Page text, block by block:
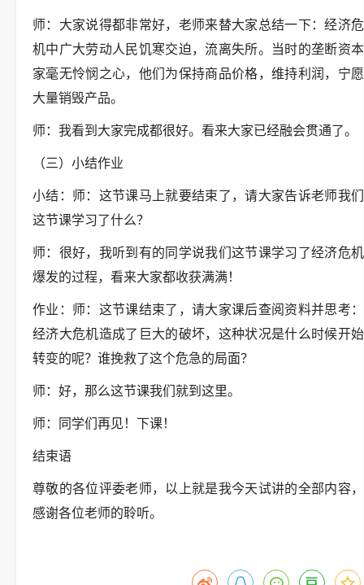
师：大家说得都非常好，老师来替大家总结一下：经济危
机中广大劳动人民饥寒交迫，流离失所。当时的垄断资本
家毫无怜悯之心，他们为保持商品价格，维持利润，宁愿
大量销毁产品。
师：我看到大家完成都很好。看来大家已经融会贯通了。
（三）小结作业
小结：师：这节课马上就要结束了，请大家告诉老师我们
这节课学习了什么？
师：很好，我听到有的同学说我们这节课学习了经济危机
爆发的过程，看来大家都收获满满！
作业：师：这节课结束了，请大家课后查阅资料并思考：
经济大危机造成了巨大的破坏，这种状况是什么时候开始
转变的呢？谁挽救了这个危急的局面？
师：好，那么这节课我们就到这里。
师：同学们再见！下课！
结束语
尊敬的各位评委老师，以上就是我今天试讲的全部内容，
感谢各位老师的聆听。